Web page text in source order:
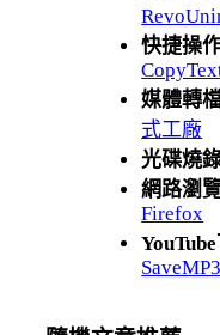
快捷操
媒體轉
式工廠
光碟燒
網路瀏
Firefox
SaveMP3